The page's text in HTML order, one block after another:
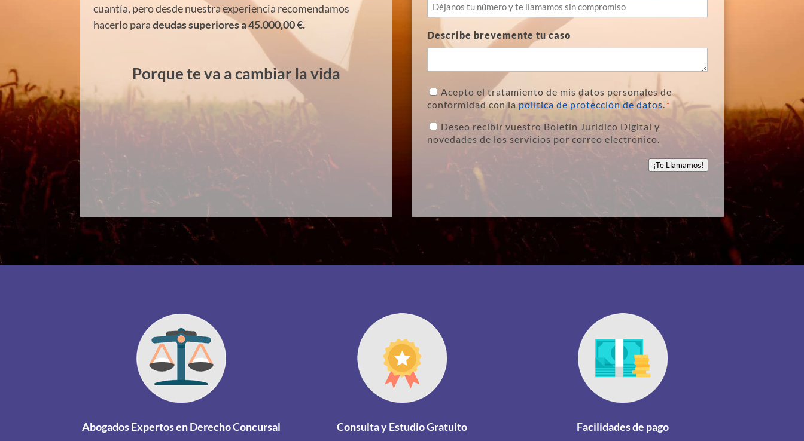
cuantía, pero desde nuestra experiencia recomendamos
hacerlo paradeudas superiores a 45.000,00 €.
Porque te va a cambiar la vida
Describe brevemente tu caso
Política
de
Privacidad*
Acepto el tratamiento de mis datos personales de
conformidad con lapolítica de protección de datos. *
Newsletter
Deseo recibir vuestro Boletín Jurídico Digital y
novedades de los servicios por correo electrónico.
¡Te Llamamos!
Abogados Expertos en Derecho Concursal Consulta y Estudio Gratuito Facilidades de pago